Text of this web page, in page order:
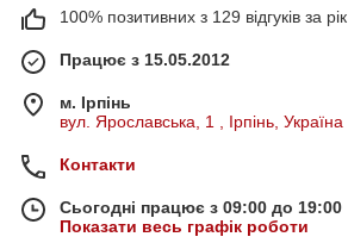
100% позитивних з 129 відгуків за рік
Працює з 15.05.2012
м. Ірпінь
вул. Ярославська, 1 , Ірпінь, Україна
Контакти
Сьогодні працює з 09:00 до 19:00
Показати весь графік роботи